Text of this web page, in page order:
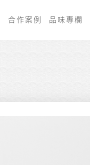
合作案例 品味專欄